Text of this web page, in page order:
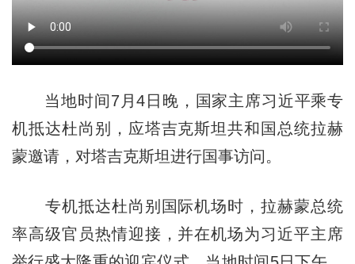
当地时间7月4日晚，国家主席习近平乘专
机抵达杜尚别，应塔吉克斯坦共和国总统拉赫
蒙邀请，对塔吉克斯坦进行国事访问。
专机抵达杜尚别国际机场时，拉赫蒙总统
率高级官员热情迎接，并在机场为习近平主席